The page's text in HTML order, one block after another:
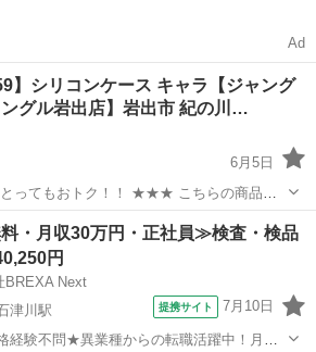
Ad
】シリコンケース キャラ【ジャング
グル岩出店】岩出市 紀の川…
6月5日
トク！！ ★★★ こちらの商品を
スタッフに 「ジモティーを見た」と言って
価格より" 3%OFF "の特別価格にて販
駅 その他 ジャングル
・月収30万円・正社員≫検査・検品
円
BREXA Next
津川駅
提携サイト 7月10日
経験不問★異業種からの転職活躍中！月収